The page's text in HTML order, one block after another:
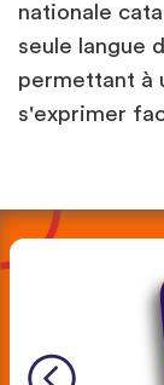
nationale
seule langue
permettant à
s'exprimer